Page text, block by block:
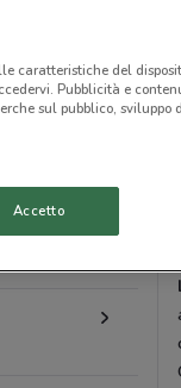
caratteristiche del
Pubblicità e
sul pubblico, sviluppo
Accetto